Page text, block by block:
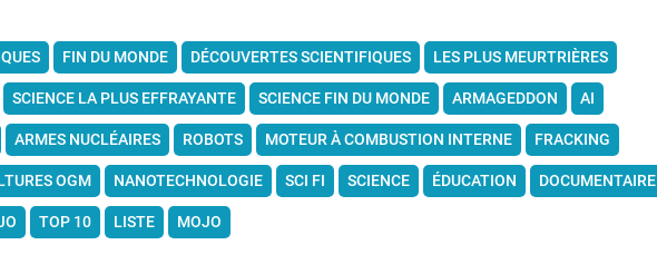
FIN DU MONDE DÉCOUVERTES SCIENTIFIQUES LES PLUS MEURTRIÈRES
SCIENCE LA PLUS EFFRAYANTE SCIENCE FIN DU MONDE ARMAGEDDON AI
ARMES NUCLÉAIRES ROBOTS MOTEUR À COMBUSTION INTERNE FRACKING
OGM NANOTECHNOLOGIE SCI FI SCIENCE ÉDUCATION DOCUMENTAIRE
TOP 10 LISTE MOJO